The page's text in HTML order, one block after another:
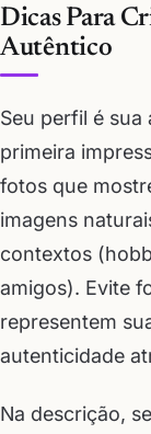
Dicas Para
Autêntico
Seu perfil é
primeira
fotos que
imagens
contextos
amigos). Evite
representem
autenticidade
Na descrição,